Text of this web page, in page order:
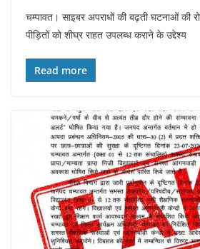
चम्पावत। साइबर अपराधों की बढ़ती घटनाओं की
पीड़ितों को शीघ्र राहत उपलब्ध कराने के उद्देश्य
Read more